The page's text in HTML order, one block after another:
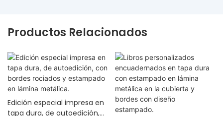
Productos Relacionados
Edición especial impresa en
tapa dura, de autoedición,